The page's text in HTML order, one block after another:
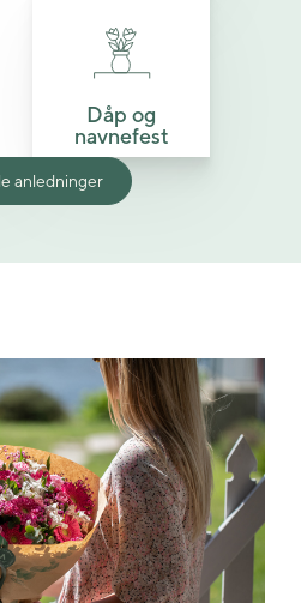
Dåp og
navnefest
anledninger